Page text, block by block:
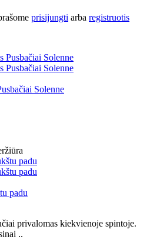
prisijungti arba registruotis
Solenne
padu
privalomas kiekvienoje spintoje.
..